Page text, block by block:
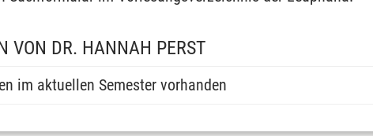
VON DR. HANNAH PERST
im aktuellen Semester vorhanden